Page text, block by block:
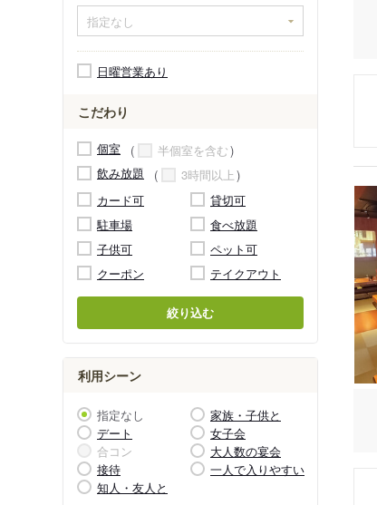
日曜営業あり
こだわり
個室
半個室を含む
飲み放題
3時間以上
カード可
貸切可
駐車場
食べ放題
子供可
ペット可
クーポン
テイクアウト
絞り込む
利用シーン
指定なし
家族・子供と
デート
女子会
合コン
大人数の宴会
接待
一人で入りやすい
知人・友人と